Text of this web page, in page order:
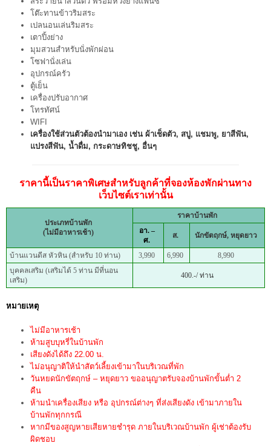
โต๊ะทานข้าวริมสระ
เปลนอนเล่นริมสระ
เตาปิ้งย่าง
มุมสวนสำหรับนั่งพักผ่อน
โซฟานั่งเล่น
อุปกรณ์ครัว
ตู้เย็น
เครื่องปรับอากาศ
โทรทัศน์
WIFI
เครื่องใช้ส่วนตัวต้องนำมาเอง เช่น ผ้าเช็ดตัว, สบู่, แชมพู, ยาสีฟัน,
แปรงสีฟัน, น้ำดื่ม, กระดาษทิชชู, อื่นๆ
ราคานี้เป็นราคาพิเศษสำหรับลูกค้าที่จองห้องพักผ่านทาง
เว็บไซต์เราเท่านั้น
ประเภทบ้านพัก
(ไม่มีอาหารเช้า)
ราคาบ้านพัก
อา. –
ศ.
ส. นักขัตฤกษ์, หยุดยาว
บ้านแวนดีส หัวหิน (สำหรับ 10 ท่าน) 3,990 6,990
8,990
บุคคลเสริม (เสริมได้ 5 ท่าน มีที่นอน
เสริม)
400.-/ ท่าน
หมายเหตุ
ไม่มีอาหารเช้า
ห้ามสูบบุหรี่ในบ้านพัก
เสียงดังได้ถึง 22.00 น.
ไม่อนุญาติให้นำสัตว์เลี้ยงเข้ามาในบริเวณที่พัก
วันหยดนักขัตฤกษ์ – หยุดยาว ขออนุญาตรับจองบ้านพักขั้นต่ำ 2
คืน
ห้ามนำเครื่องเสียง หรือ อุปกรณ์ต่างๆ ที่ส่งเสียงดัง เข้ามาภายใน
บ้านพักทุกกรณี
หากมีของสูญหายเสียหายชำรุด ภายในบริเวณบ้านพัก ผู้เช่าต้องรับ
ผิดชอบ